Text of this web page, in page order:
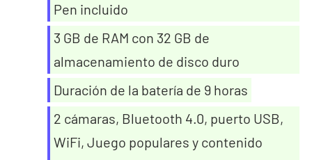
Pen incluido
3 GB de RAM con 32 GB de
almacenamiento de disco duro
Duración de la batería de 9 horas
2 cámaras, Bluetooth 4.0, puerto USB,
WiFi, Juego populares y contenido